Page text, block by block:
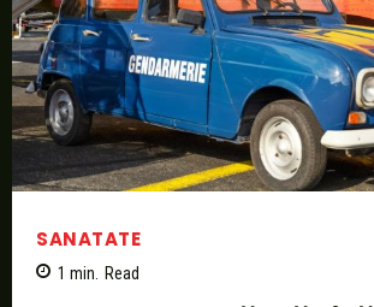
SANATATE
1 min. Read